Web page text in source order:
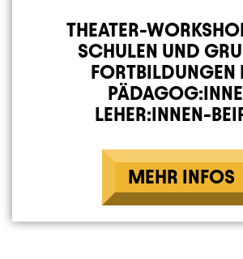
THEATER-
SCHULEN UND
FORTBILDUNGEN
LEHER:INNEN-
MEHR INFOS